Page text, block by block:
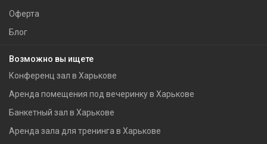
Оферта
Блог
Возможно вы ищете
Конференц зал в Харькове
Аренда помещения под вечеринку в Харькове
Банкетный зал в Харькове
Аренда зала для тренинга в Харькове